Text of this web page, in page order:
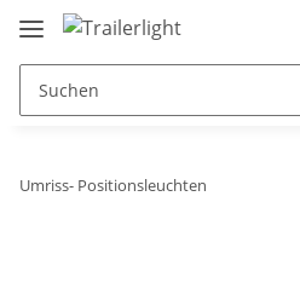
Umriss- Positionsleuchten